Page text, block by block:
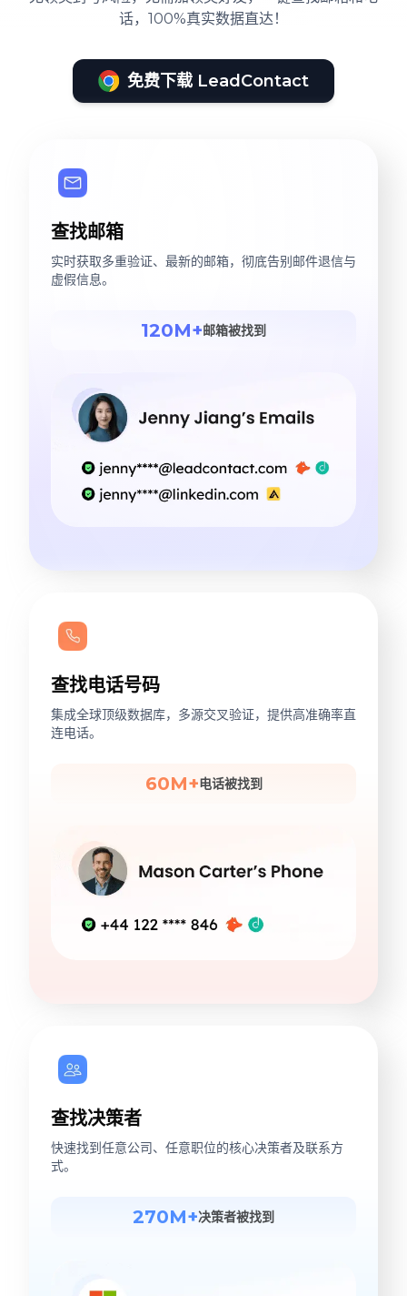
话，100%真实数据直达！
免费下载 LeadContact
查找邮箱
实时获取多重验证、最新的邮箱，彻底告别邮件退信与
虚假信息。
120M+邮箱被找到
查找电话号码
集成全球顶级数据库，多源交叉验证，提供高准确率直
连电话。
60M+电话被找到
查找决策者
快速找到任意公司、任意职位的核心决策者及联系方
式。
270M+决策者被找到